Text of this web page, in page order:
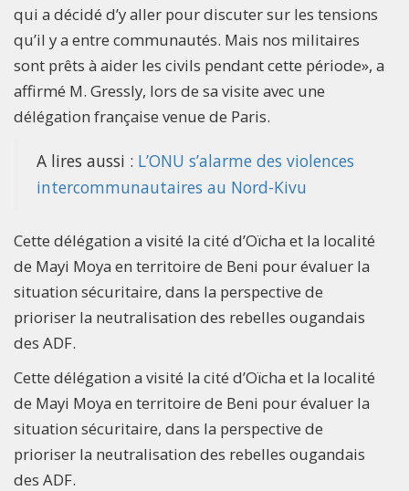
qui a décidé d’y aller pour discuter sur les tensions
qu’il y a entre communautés. Mais nos militaires
sont prêts à aider les civils pendant cette période», a
affirmé M. Gressly, lors de sa visite avec une
délégation française venue de Paris.
A lires aussi : L’ONU s’alarme des violences
intercommunautaires au Nord-Kivu
Cette délégation a visité la cité d’Oïcha et la localité
de Mayi Moya en territoire de Beni pour évaluer la
situation sécuritaire, dans la perspective de
prioriser la neutralisation des rebelles ougandais
des ADF.
Cette délégation a visité la cité d’Oïcha et la localité
de Mayi Moya en territoire de Beni pour évaluer la
situation sécuritaire, dans la perspective de
prioriser la neutralisation des rebelles ougandais
des ADF.